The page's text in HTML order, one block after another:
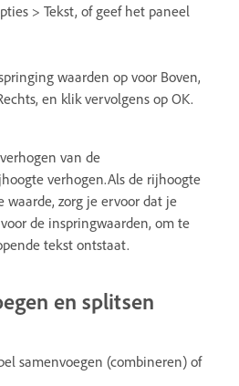
> Tekst, of geef het paneel
waarden op voor Boven,
en klik vervolgens op OK.
van de
verhogen.Als de rijhoogte
waarde, zorg je ervoor dat je
de inspringwaarden, om te
tekst ontstaat.
en splitsen
samenvoegen (combineren) of